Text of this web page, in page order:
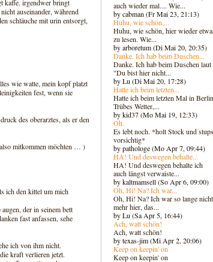
kaffe. irgendwer bringt
auseinander, während
schläuche mit urin entsorgt,
wie watte, mein kopf platzt
fest, wenn sie
des oberarztes, als er den
mitkommen möchten … )
ich den kittel um mich
der in seinem bett
fast anfassen, sehe
ich von ihm nicht.
kraft verlieren jetzt.
auch wieder mal.... Wie...
by cabman (Fr Mai 23, 21:13)
Huhu, wie schön,...
Huhu, wie schön, hier wieder
zu lesen. Wie...
by arboretum (Di Mai 20, 20:35)
Danke. Ich hab beim Duschen...
Danke. Ich hab beim Duschen laut
"Du bist hier nicht...
by Lu (Di Mai 20, 17:28)
Hatte ich beim letzten...
Hatte ich beim letzten Mal in
Trübes Wetter,...
by kid37 (Mo Mai 19, 12:33)
Oh.
Es lebt noch. *holt Stock und
vorsichtig*
by pathologe (Mo Apr 7, 09:44)
HA! Und deswegen behalte...
HA! Und deswegen behalte ich
auch längst verwaiste...
by kaltmamsell (So Apr 6, 09:00)
Oh, Hi! Na? Ich war...
Oh, Hi! Na? Ich war so lange nicht
mehr hier, das...
by Lu (Sa Apr 5, 16:44)
Ach, watt schön!
Ach, watt schön!
by texas-jim (Mi Apr 2, 20:06)
Keep on keepin' on
Keep on keepin' on